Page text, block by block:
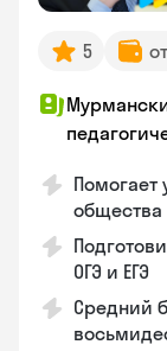
5
общества
ОГЭ и ЕГЭ
Средний